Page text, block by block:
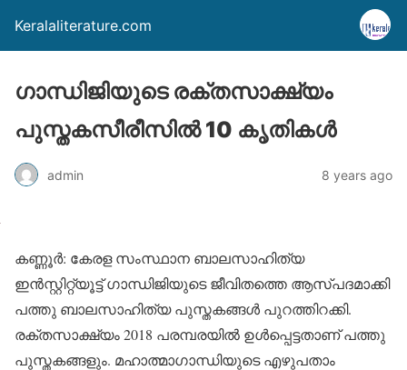
Keralaliterature.com
ഗാന്ധിജിയുടെ രക്തസാക്ഷ്യം
പുസ്തകസീരീസില്‍ 10 കൃതികള്‍
admin 8 years ago
കണ്ണൂര്‍: കേരള സംസ്ഥാന ബാലസാഹിത്യ
ഇന്‍സ്റ്റിറ്റ്യൂട്ട് ഗാന്ധിജിയുടെ ജീവിതത്തെ ആസ്പദമാക്കി
പത്തു ബാലസാഹിത്യ പുസ്തകങ്ങള്‍ പുറത്തിറക്കി.
രക്തസാക്ഷ്യം 2018 പരമ്പരയില്‍ ഉള്‍പ്പെട്ടതാണ് പത്തു
പുസ്തകങ്ങളും. മഹാത്മാഗാന്ധിയുടെ എഴുപതാം